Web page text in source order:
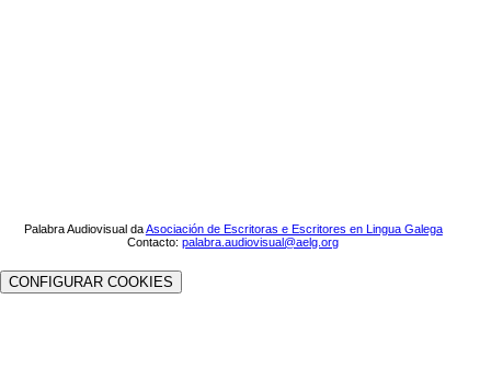
Palabra Audiovisual daAsociación de Escritoras e Escritores en Lingua Galega
Contacto:palabra.audiovisual@aelg.org
CONFIGURAR COOKIES